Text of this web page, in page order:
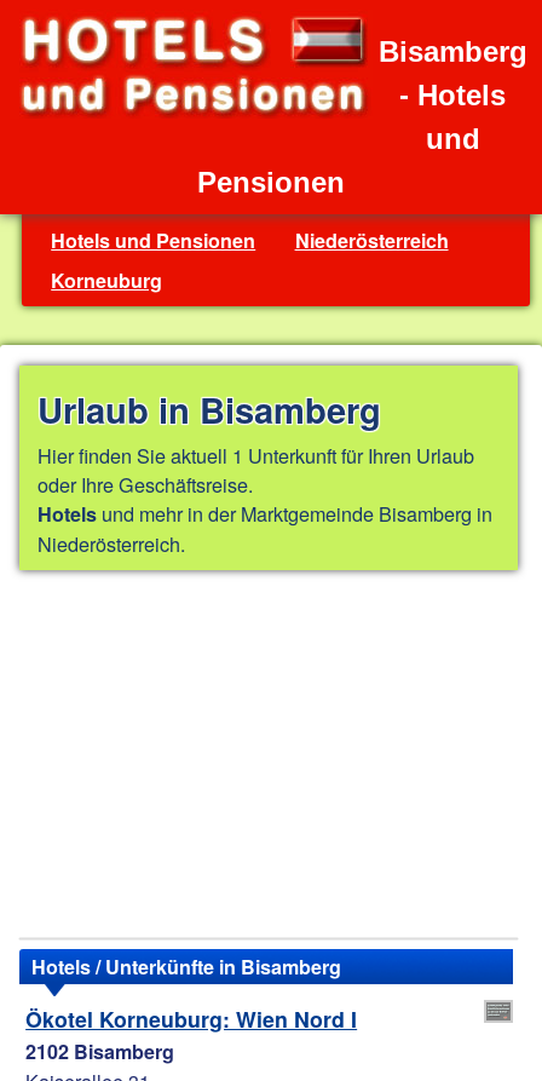
Bisamberg
- Hotels
und
Pensionen
Hotels und Pensionen
Niederösterreich
Korneuburg
Urlaub in Bisamberg
Hier finden Sie aktuell 1 Unterkunft für Ihren Urlaub
oder Ihre Geschäftsreise.
Hotels und mehr in der Marktgemeinde Bisamberg in
Niederösterreich.
Hotels / Unterkünfte in Bisamberg
Ökotel Korneuburg: Wien Nord I
2102 Bisamberg